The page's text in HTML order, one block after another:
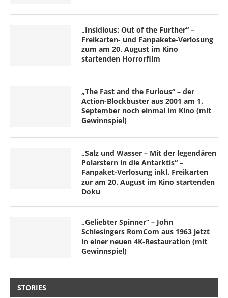
„Insidious: Out of the Further“ –
Freikarten- und Fanpakete-Verlosung
zum am 20. August im Kino
startenden Horrorfilm
„The Fast and the Furious“ – der
Action-Blockbuster aus 2001 am 1.
September noch einmal im Kino (mit
Gewinnspiel)
„Salz und Wasser – Mit der legendären
Polarstern in die Antarktis“ –
Fanpaket-Verlosung inkl. Freikarten
zur am 20. August im Kino startenden
Doku
„Geliebter Spinner“ – John
Schlesingers RomCom aus 1963 jetzt
in einer neuen 4K-Restauration (mit
Gewinnspiel)
STORIES